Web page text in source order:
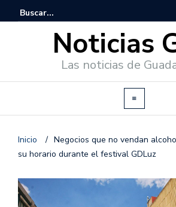
Noticias
Las noticias de
Inicio / Negocios que no vendan
su horario durante el festival GDLuz